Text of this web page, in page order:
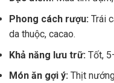
Phong cách rượu: Trái
da thuộc, cacao.
Khả năng lưu trữ: Tốt,
Món ăn gợi ý: Thịt